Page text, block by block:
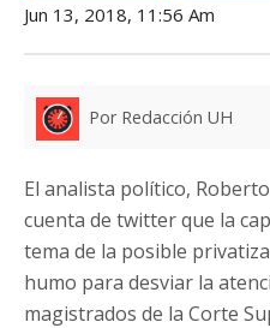
Jun 13, 2018, 11:56 Am
Por Redacción UH
El analista político,
cuenta de twitter que la
tema de la posible
humo para desviar la
magistrados de la Corte